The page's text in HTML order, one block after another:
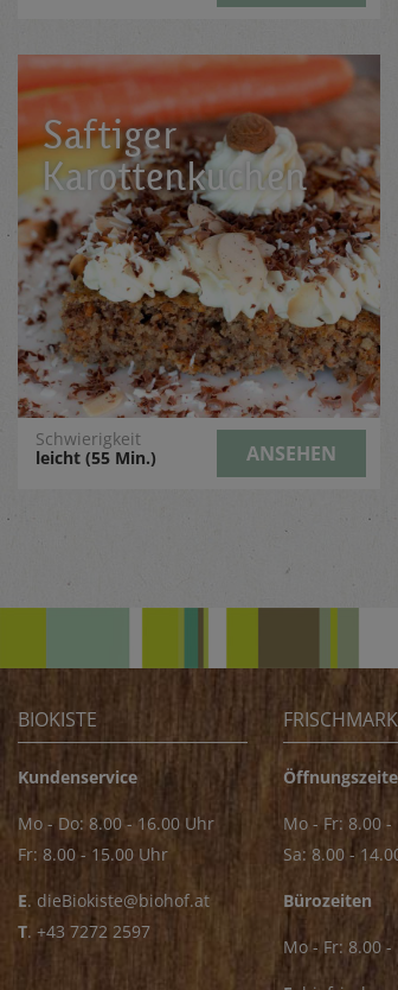
Saftiger
Karottenkuchen
Schwierigkeit
leicht (55 Min.)
ANSEHEN
BIOKISTE
Kundenservice
Mo - Do: 8.00 - 16.00 Uhr
Fr: 8.00 - 15.00 Uhr
E. dieBiokiste@biohof.at
T. +43 7272 2597
Mo - Fr: 8.00
Sa: 8.00 -
Bürozeiten
Mo - Fr: 8.00